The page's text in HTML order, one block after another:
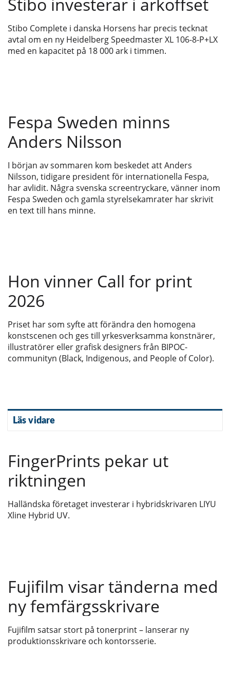
Stibo investerar i arkoffset
Stibo Complete i danska Horsens har precis tecknat
avtal om en ny Heidelberg Speedmaster XL 106-8-P+LX
med en kapacitet på 18 000 ark i timmen.
Fespa Sweden minns
Anders Nilsson
I början av sommaren kom beskedet att Anders
Nilsson, tidigare president för internationella Fespa,
har avlidit. Några svenska screentryckare, vänner inom
Fespa Sweden och gamla styrelsekamrater har skrivit
en text till hans minne.
Hon vinner Call for print
2026
Priset har som syfte att förändra den homogena
konstscenen och ges till yrkesverksamma konstnärer,
illustratörer eller grafisk designers från BIPOC-
communityn (Black, Indigenous, and People of Color).
Läs vidare
FingerPrints pekar ut
riktningen
Halländska företaget investerar i hybridskrivaren LIYU
Xline Hybrid UV.
Fujifilm visar tänderna med
ny femfärgsskrivare
Fujifilm satsar stort på tonerprint – lanserar ny
produktionsskrivare och kontorsserie.